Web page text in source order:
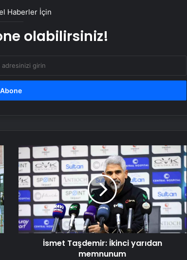
Sigorta Çözümleri
İzmir transfer
Nişantaşı Üniversitesi’nden 2026 YKS
Adaylarına Çifte Güvence: Sabit
Ücret ve Kesintisiz Burs
25 Yıllık Miras Davasında Gözler
Temmuz Ayındaki Karar
Duruşmasına Çevrildi
Haberler İçin
olabilirsiniz!
İsmet
Taşdemir:
İkinci
yarıdan
memnunum
İsmet Taşdemir: İkinci yarıdan
memnunum